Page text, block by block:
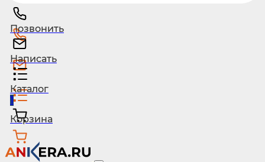
Позвонить
Написать
Каталог
1
Корзина